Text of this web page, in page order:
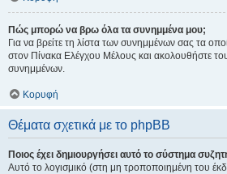
Πώς μπορώ να βρω όλα τα συνημμένα μου;
Για να βρείτε τη λίστα των συνημμένων σας τα
στον Πίνακα Ελέγχου Μέλους και ακολουθήστε
συνημμένων.
Κορυφή
Θέματα σχετικά με το phpBB
Ποιος έχει δημιουργήσει αυτό το σύστημα
Αυτό το λογισμικό (στη μη τροποποιημένη του